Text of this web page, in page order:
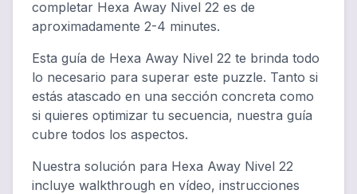
completar Hexa Away Nivel 22 es de
aproximadamente 2-4 minutes.
Esta guía de Hexa Away Nivel 22 te brinda todo
lo necesario para superar este puzzle. Tanto si
estás atascado en una sección concreta como
si quieres optimizar tu secuencia, nuestra guía
cubre todos los aspectos.
Nuestra solución para Hexa Away Nivel 22
incluye walkthrough en vídeo, instrucciones